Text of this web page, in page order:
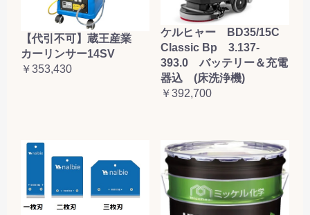
【代引不可】蔵王産業
カーリンサー14SV
￥353,430
ケルヒャー BD35/15C
Classic Bp 3.137-
393.0 バッテリー＆充電
器込 (床洗浄機)
￥392,700